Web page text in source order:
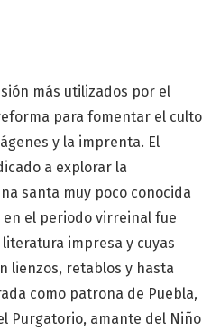
más utilizados por el
para fomentar el culto
y la imprenta. El
a explorar la
santa muy poco conocida
el periodo virreinal fue
impresa y cuyas
lienzos, retablos y hasta
como patrona de Puebla,
Purgatorio, amante del Niño